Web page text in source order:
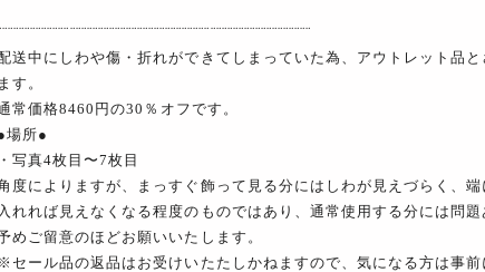
送中にしわや傷・折れができてしまっていた為、アウトレット品と
ます。
常価格8460円の30％オフです。
場所●
・写真4枚目〜7枚目
度によりますが、まっすぐ飾って見る分にはしわが見えづらく、端
入れれば見えなくなる程度のものではあり、通常使用する分には問題
めご留意のほどお願いいたします。
※セール品の返品はお受けいたたしかねますので、気になる方は事前